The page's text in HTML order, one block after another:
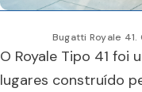
Bugatti Royale
O Royale Tipo 41 foi
lugares construído